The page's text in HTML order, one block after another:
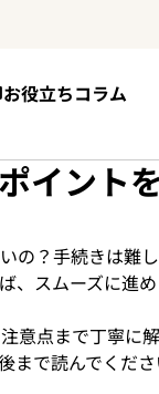
役立ちコラム
6限目移住後
イント
の？手続きは難
スムーズに進め
意点まで丁寧に
で読んでくださ